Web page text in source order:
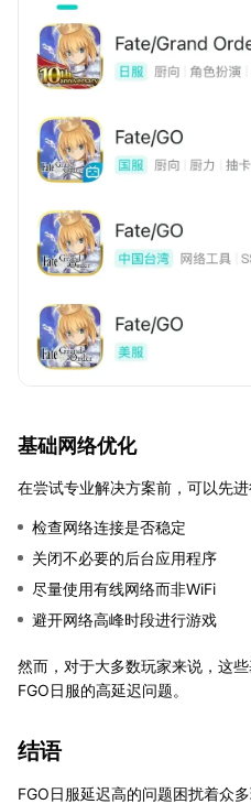
基础网络优化
在尝试专业解决方案前，可以先
检查网络连接是否稳定
关闭不必要的后台应用程序
尽量使用有线网络而非WiFi
避开网络高峰时段进行游戏
然而，对于大多数玩家来说，这
FGO日服的高延迟问题。
结语
FGO日服延迟高的问题困扰着众